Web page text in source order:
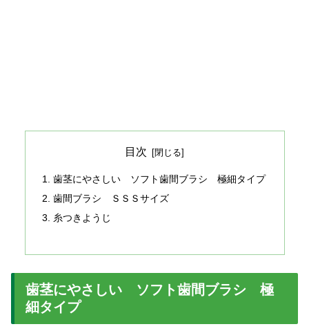
目次
歯茎にやさしい ソフト歯間ブラシ 極細タイプ
歯間ブラシ ＳＳＳサイズ
糸つきようじ
歯茎にやさしい ソフト歯間ブラシ 極
細タイプ